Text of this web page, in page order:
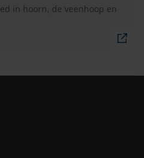
in hoorn, de veenhoop en